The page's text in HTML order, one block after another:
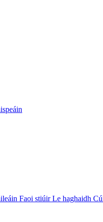
Faoi stiúir Le haghaidh